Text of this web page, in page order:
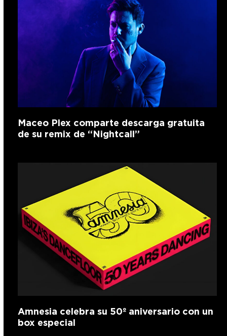
Maceo Plex comparte descarga gratuita
de su remix de “Nightcall”
Amnesia celebra su 50º aniversario con un
box especial